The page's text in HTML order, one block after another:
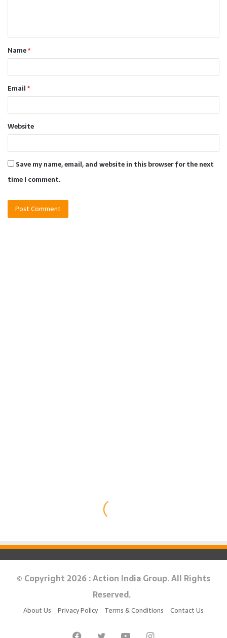
© Copyright 2026 : Action India Group. All Rights
Reserved.
About Us Privacy Policy Terms & Conditions Contact Us